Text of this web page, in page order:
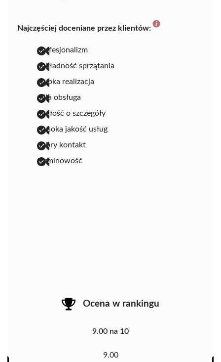
Najczęściej doceniane przez klientów:
profesjonalizm
dokładność sprzątania
szybka realizacja
miła obsługa
dbałość o szczegóły
wysoka jakość usług
dobry kontakt
terminowość
Ocena w rankingu
9.00 na 10
9.00